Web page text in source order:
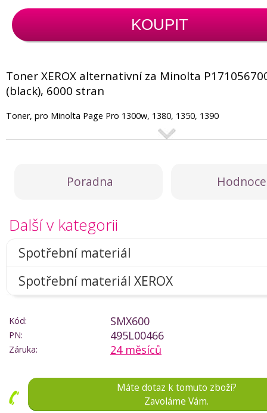
KOUPIT
Toner XEROX alternativní za Minolta
(black), 6000 stran
Toner, pro Minolta Page Pro 1300w, 1380, 1350, 1390
Poradna
Další v kategorii
Spotřební materiál
Spotřební materiál XEROX
Kód: SMX600
PN: 495L00466
Záruka: 24 měsíců
Máte dotaz k tomuto zboží?
Zavoláme Vám.